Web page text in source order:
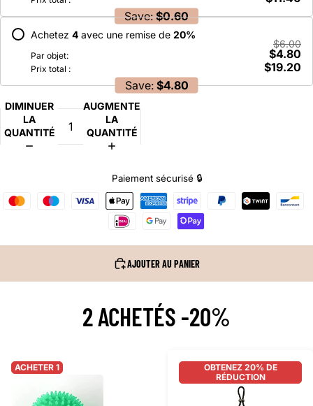
Save: $0.60
Achetez 4 avec une remise de 20%
Par objet:
$6.00
$4.80
Prix total :
$19.20
Save: $4.80
DIMINUER
LA
QUANTITÉ
AUGMENTER
LA
QUANTITÉ
Paiement sécurisé 🔒
AJOUTER AU PANIER
2 ACHETÉS -20%
ACHETER 1
OBTENEZ 20% DE
RÉDUCTION